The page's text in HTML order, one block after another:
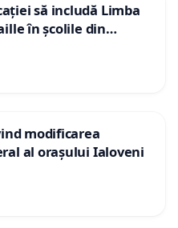
să includă Limba
în școlile din
modificarea
al orașului Ialoveni